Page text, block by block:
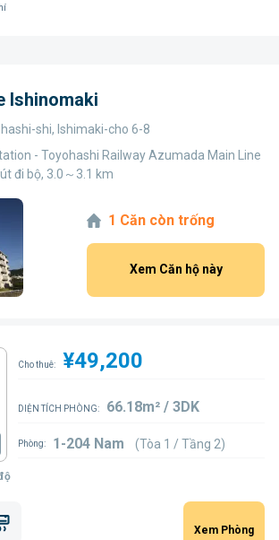
Ishinomaki
shi, Ishimaki-cho 6-8
- Toyohashi Railway Azumada Main Line
đi bộ, 3.0～3.1 km
1 Căn còn trống
Xem Căn hộ này
Cho thuê: ¥49,200
DIỆN TÍCH PHÒNG: 66.18m² / 3DK
Phòng: 1-204 Nam (Tòa 1 / Tầng 2)
Xem Phòng